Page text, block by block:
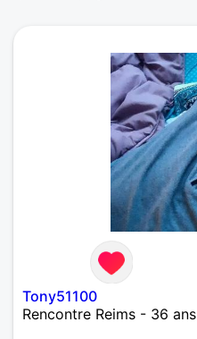
Tony51100
Rencontre Reims - 36 ans